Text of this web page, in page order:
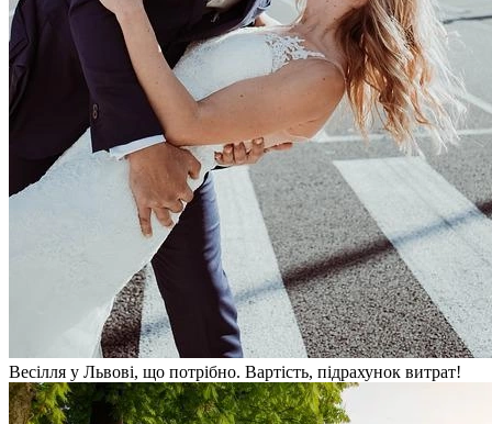
Весілля у Львові, що потрібно. Вартість, підрахунок витрат!